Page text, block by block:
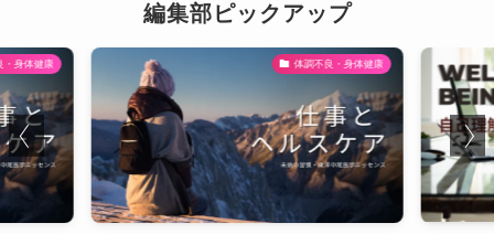
編集部ピックアップ
・身体健康 体調不良・身体健康